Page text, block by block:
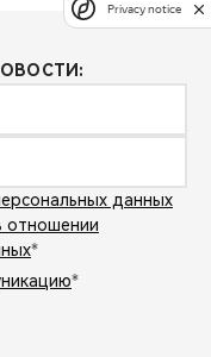
данных
отношении
*
*
Privacy notice